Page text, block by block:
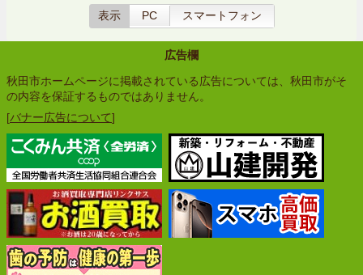
表示 PC スマートフォン
広告欄
秋田市ホームページに掲載されている広告については、秋田市がそ
の内容を保証するものではありません。
[バナー広告について]